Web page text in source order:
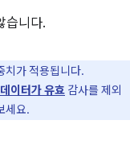
습니다.
치가 적용됩니다.
이터가 유효 감사를 제외
세요.